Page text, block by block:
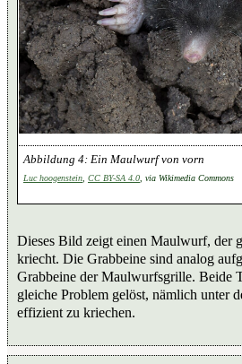
Ein Maulwurf von vorn
Luc hoogenstein CC BY-SA 4.0 , via Wikimedia Commons
Dieses Bild zeigt einen Maulwurf, der
kriecht. Die Grabbeine sind analog
Grabbeine der Maulwurfsgrille. Beide
gleiche Problem gelöst, nämlich unter
effizient zu kriechen.